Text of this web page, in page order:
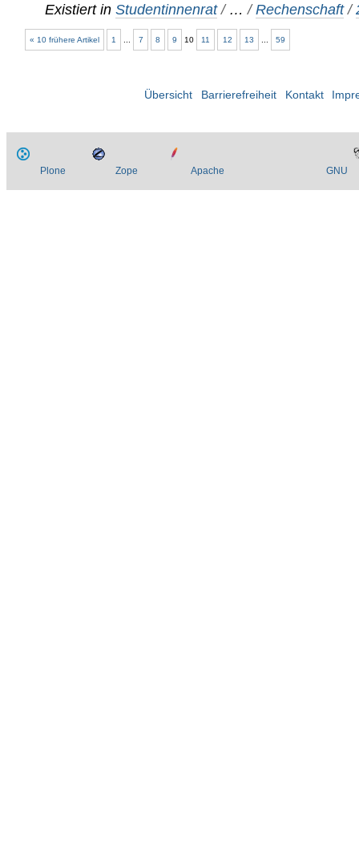
Existiert in Studentinnenrat / …/Rechenschaft /
« 10 frühere Artikel 1 7 8 9 10 11 12 13 59
Übersicht Barrierefreiheit Kontakt
Plone Zope Apache GNU